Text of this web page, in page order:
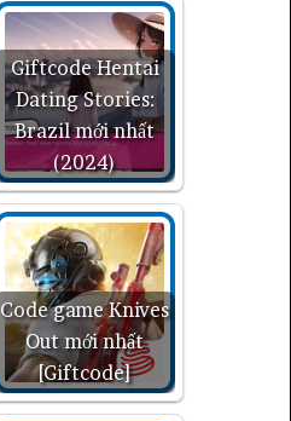
Giftcode Hentai
Dating Stories:
Brazil mới nhất
(2024)
Code game Knives
Out mới nhất
[Giftcode]